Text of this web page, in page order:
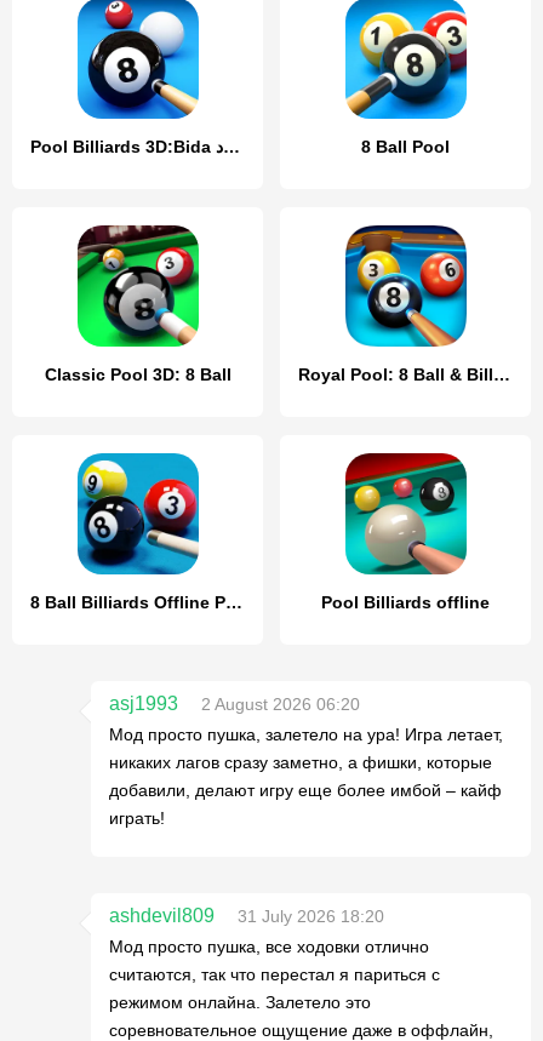
Pool Billiards 3D:Bida بیلیارد 8 Ball Pool
Classic Pool 3D: 8 Ball Royal Pool: 8 Ball & Billiards
8 Ball Billiards Offline Pool Pool Billiards offline
asj1993
2 August 2026 06:20
Мод просто пушка, залетело на ура! Игра летает,
никаких лагов сразу заметно, а фишки, которые
добавили, делают игру еще более имбой – кайф
играть!
ashdevil809
31 July 2026 18:20
Мод просто пушка, все ходовки отлично
считаются, так что перестал я париться с
режимом онлайна. Залетело это
соревновательное ощущение даже в оффлайн,